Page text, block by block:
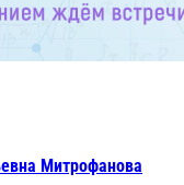
Митрофанова